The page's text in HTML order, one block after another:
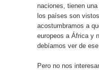
naciones, tienen
los países son
acostumbramos a
europeos a África y
debíamos ver de
Pero no nos